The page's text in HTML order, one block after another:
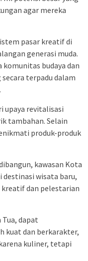
agar mereka
pasar kreatif di
generasi muda.
budaya dan
terpadu dalam
upaya revitalisasi
tambahan. Selain
produk-produk
kawasan Kota
destinasi wisata baru,
dan pelestarian
dapat
kuat dan berkarakter,
kuliner, tetapi